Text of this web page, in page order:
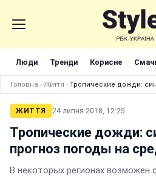
Люди Тренди Корисне
Головна › Життя › Тропические дожди:
ЖИТТЯ 24 липня 2018, 12:25
Тропические дожди:
прогноз погоды на
В некоторых регионах возможен